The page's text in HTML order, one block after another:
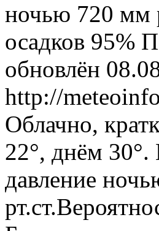
ночью 720 мм
осадков 95%
обновлён
http://
Облачно,
22°, днём
давление